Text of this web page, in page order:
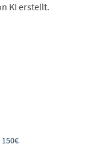
KI erstellt.
150€